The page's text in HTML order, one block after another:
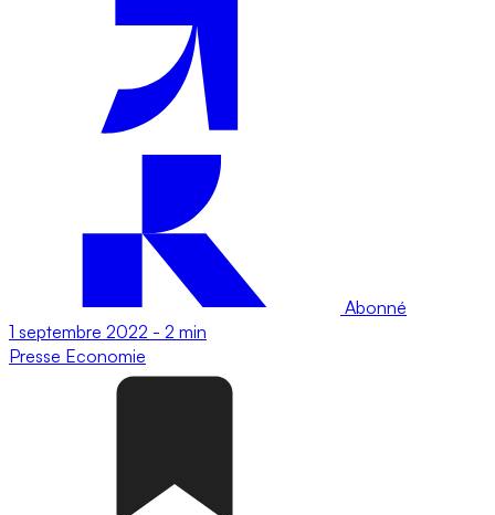
Abonné
1 septembre 2022 - 2 min
Presse Economie